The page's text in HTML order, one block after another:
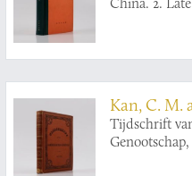
Kan, C. M.
Tijdschrift